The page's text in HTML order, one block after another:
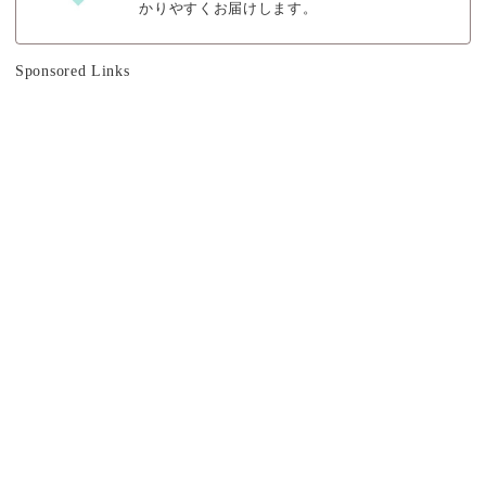
かりやすくお届けします。
Sponsored Links